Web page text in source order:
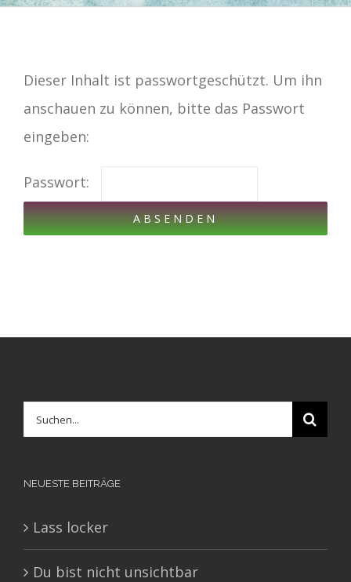
Dieser Inhalt ist passwortgeschützt. Um ihn
anschauen zu können, bitte das Passwort
eingeben:
Passwort:
Suche
nach:
NEUESTE BEITRÄGE
Lass locker
Du bist nicht unsichtbar